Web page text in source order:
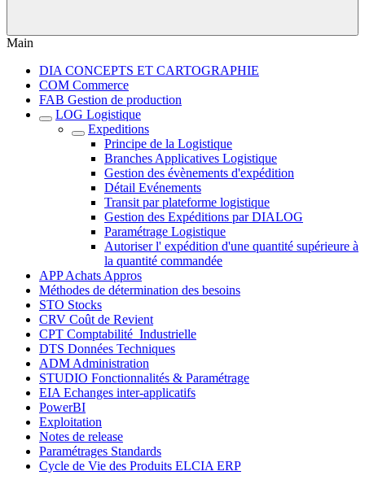
Main
DIA CONCEPTS ET CARTOGRAPHIE
COM Commerce
FAB Gestion de production
LOG Logistique
Expeditions
Principe de la Logistique
Branches Applicatives Logistique
Gestion des évènements d'expédition
Détail Evénements
Transit par plateforme logistique
Gestion des Expéditions par DIALOG
Paramétrage Logistique
Autoriser l' expédition d'une quantité supérieure à
la quantité commandée
APP Achats Appros
Méthodes de détermination des besoins
STO Stocks
CRV Coût de Revient
CPT Comptabilité_Industrielle
DTS Données Techniques
ADM Administration
STUDIO Fonctionnalités & Paramétrage
EIA Echanges inter-applicatifs
PowerBI
Exploitation
Notes de release
Paramétrages Standards
Cycle de Vie des Produits ELCIA ERP